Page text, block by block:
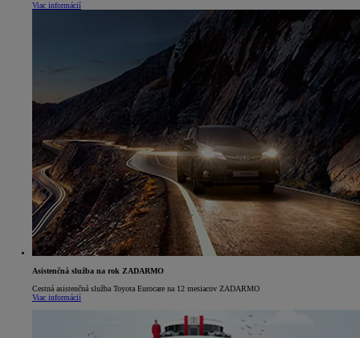
Viac informácií
Asistenčná služba na rok ZADARMO
Cestná asistenčná služba Toyota Eurocare na 12 mesiacov ZADARMO
Viac informácií